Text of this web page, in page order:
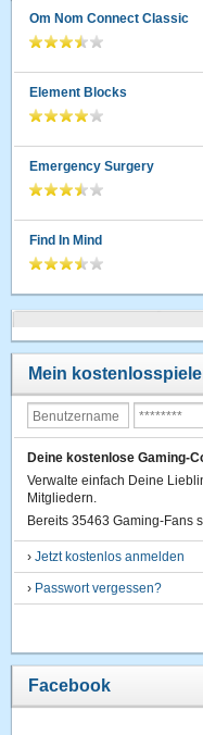
Om Nom Connect Classic
Element Blocks
Emergency Surgery
Find In Mind
Mein
Deine kostenlose Gaming-
Verwalte einfach Deine
Mitgliedern.
Bereits 35463 Gaming-Fans
›Jetzt kostenlos anmelden
› Passwort vergessen?
Facebook